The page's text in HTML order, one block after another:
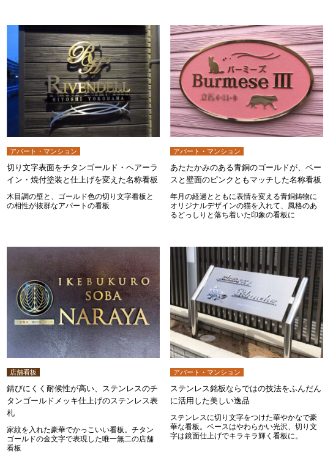
アパート・マンション
切り文字表面をチタンゴールド・ヘアーラ
イン・焼付塗装と仕上げを変えた名称看板
木目調の壁と、ゴールド色の切り文字看板と
の相性が抜群なアパートの看板
アパート・マンション
あたたかみのある青銅のゴールドが、ベー
スと壁面のピンクともマッチした名称看板
年月の経過とともに表情を変える青銅鋳物に
オリジナルデザインの猫を入れて、風格のあ
るどっしりと落ち着いた印象の看板に
店舗看板
錆びにくく耐候性が高い、ステンレスのチ
タンゴールドメッキ仕上げのステンレス表
札
家紋を入れた豪華でかっこいい看板。チタン
ゴールドの金文字で表現した唯一無二の店舗
看板
アパート・マンション
ステンレス銘板ならではの技法をふんだん
に活用した美しい逸品
ステンレスに切り文字をつけた華やかなで豪
華な看板。ベースはやわらかい光沢、切り文
字は鏡面仕上げでキラキラ輝く看板に。